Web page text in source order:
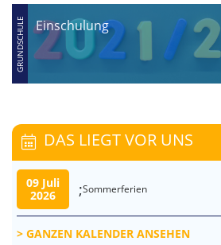
Einschulung
DAS LIEGT VOR UNS
09 Juli
2026
;Sommerferien
GANZEN KALENDER ANSEHEN